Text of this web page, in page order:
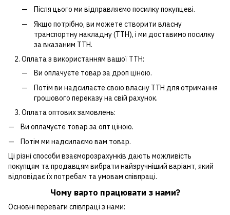
Після цього ми відправляємо посилку покупцеві.
Якщо потрібно, ви можете створити власну
транспортну накладну (ТТН), і ми доставимо посилку
за вказаним ТТН.
Оплата з використанням вашої ТТН:
Ви оплачуєте товар за дроп ціною.
Потім ви надсилаєте свою власну ТТН для отримання
грошового переказу на свій рахунок.
Оплата оптових замовлень:
Ви оплачуєте товар за опт ціною.
Потім ми надсилаємо вам товар.
Ці різні способи взаєморозрахунків дають можливість
покупцям та продавцям вибрати найзручніший варіант, який
відповідає їх потребам та умовам співпраці.
Чому варто працювати з нами?
Основні переваги співпраці з нами: